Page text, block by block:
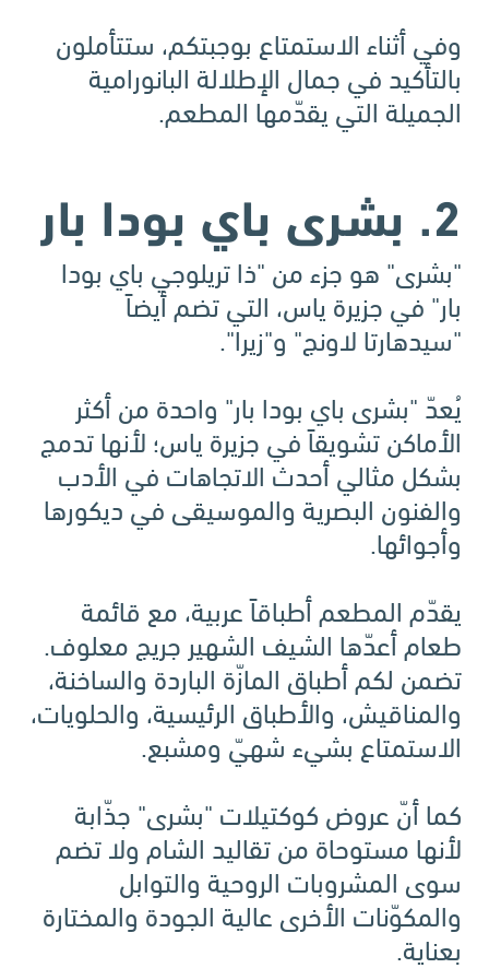
وفي أثناء الاستمتاع بوجبتكم، ستتأملون
بالتأكيد في جمال الإطلالة البانورامية
الجميلة التي يقدّمها المطعم.
2. بشرى باي بودا بار
"بشرى" هو جزء من "ذا تريلوجي باي بودا
بار" في جزيرة ياس، التي تضم أيضاً
"سيدهارتا لاونج" و"زيرا".
يُعدّ "بشرى باي بودا بار" واحدة من أكثر
الأماكن تشويقاً في جزيرة ياس؛ لأنها تدمج
بشكل مثالي أحدث الاتجاهات في الأدب
والفنون البصرية والموسيقى في ديكورها
وأجوائها.
يقدّم المطعم أطباقاً عربية، مع قائمة
طعام أعدّها الشيف الشهير جريج معلوف.
تضمن لكم أطباق المازّة الباردة والساخنة،
والمناقيش، والأطباق الرئيسية، والحلويات،
الاستمتاع بشيء شهيّ ومشبع.
كما أنّ عروض كوكتيلات "بشرى" جذّابة
لأنها مستوحاة من تقاليد الشام ولا تضم
سوى المشروبات الروحية والتوابل
والمكوّنات الأخرى عالية الجودة والمختارة
بعناية.